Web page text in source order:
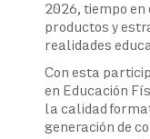
2026, tiempo
productos y
realidades
Con esta
en Educación
la calidad
generación de